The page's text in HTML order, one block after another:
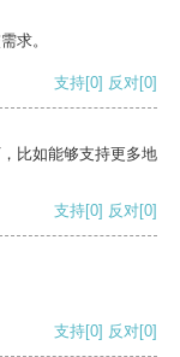
求。
支持[0] 反对[0]
比如能够支持更多地
支持[0] 反对[0]
支持[0] 反对[0]